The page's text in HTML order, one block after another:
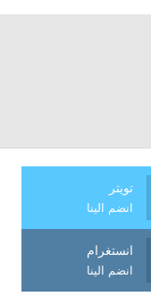
تويتر
انضم الينا
انستغرام
انضم الينا